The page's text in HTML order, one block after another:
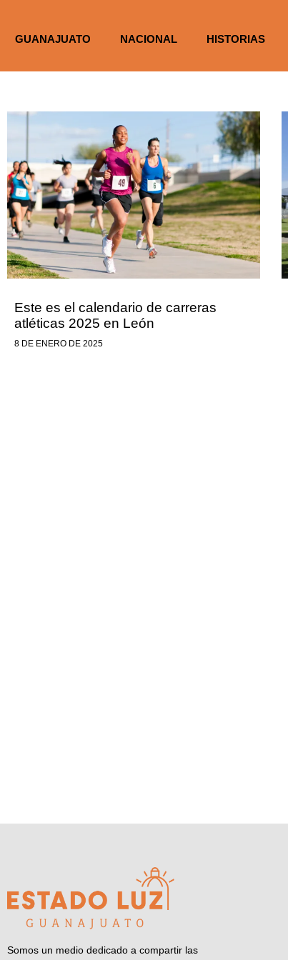
GUANAJUATO NACIONAL HISTORIAS
Este es el calendario de carreras
atléticas 2025 en León
8 DE ENERO DE 2025
Somos un medio dedicado a compartir las